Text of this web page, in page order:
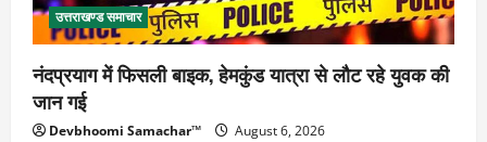
उत्तराखण्ड समाचार
नंदप्रयाग में फिसली बाइक, हेमकुंड यात्रा से लौट रहे युवक की
जान गई
Devbhoomi Samachar™ August 6, 2026